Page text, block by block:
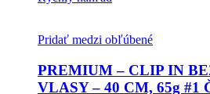
Pridať medzi obľúbené
PREMIUM – CLIP IN
VLASY – 40 CM, 65g #1